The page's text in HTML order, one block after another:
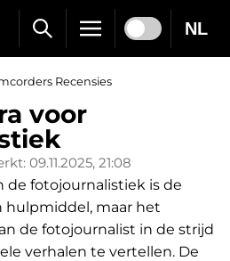
NL
Recensies
voor
09.11.2025, 21:08
de fotojournalistiek is de
hulpmiddel, maar het
de fotojournalist in de strijd
verhalen te vertellen. De